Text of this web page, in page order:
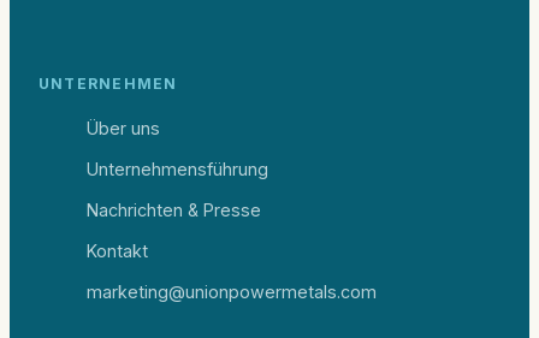
UNTERNEHMEN
Über uns
Unternehmensführung
Nachrichten & Presse
Kontakt
marketing@unionpowermetals.com